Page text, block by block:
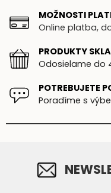
MOŽNOSTI
Online platba,
PRODUKTY
Odosielame do
POTREBUJETE
Poradíme s